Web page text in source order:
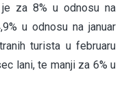
za 8% u odnosu na
u odnosu na januar
turista u februaru
lani, te manji za 6% u